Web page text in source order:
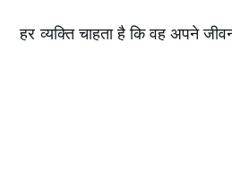
हर व्यक्ति चाहता है कि वह अपने